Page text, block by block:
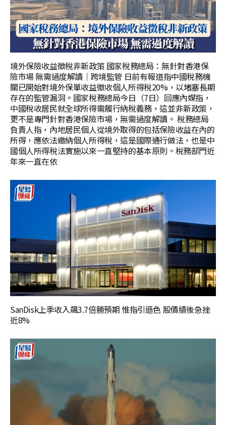
境外保險收益徵稅非新政策 國家稅務總局：無針對香港保
險市場 無需過度解讀｜跨境監管 日前有報道指中國稅務機
關已開始對境外保單收益徵收個人所得稅20%，以堵塞長期
存在的監管漏洞。國家稅務總局今日（7日）回應內媒指，
中國稅收居民就全球所得需履行納稅義務，這並非新政策，
更不是專門針對香港保險市場，無需過度解讀。 稅務總局
負責人指，內地居民個人從境外取得的包括保險收益在內的
所得，應依法繳納個人所得稅，這是國際通行做法，也是中
國個人所得稅法實施以來一直堅持的基本原則。稅務部門近
年來一直在依
SanDisk上季收入飆3.7倍勝預期 惟指引遜色 股價績後急挫
近8%